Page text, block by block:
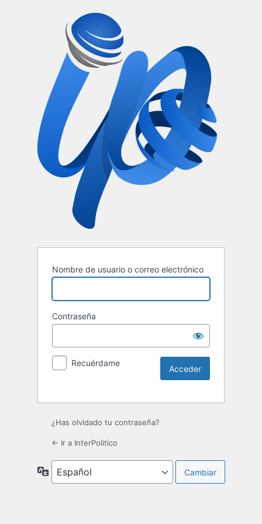
Nombre de usuario o correo electrónico
Contraseña
Recuérdame
¿Has olvidado tu contraseña?
← Ir a InterPolitico
Idioma